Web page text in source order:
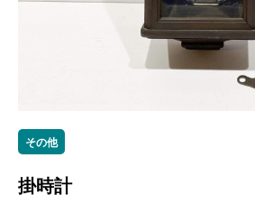
その他
掛時計